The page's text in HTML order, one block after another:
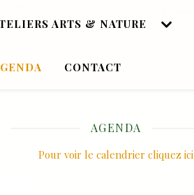
ARTS & NATURE
CONTACT
AGENDA
Pour voir le calendrier cliquez ici